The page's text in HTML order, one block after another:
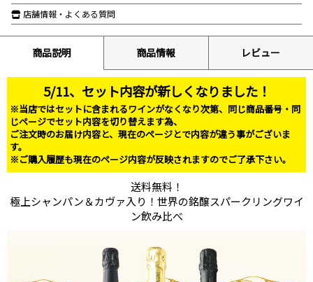
店舗情報・よくある質問
商品説明 商品情報 レビュー
5/11、セット内容が新しくなりました！
※当店ではセットに含まれるワインがなくなり次第、同じ商品番号・同
じページでセット内容を切り替えます為、
ご注文時のお届け内容と、現在のページとで内容が違う事がございま
す。
※ご購入履歴も現在のページ内容が反映されますのでご了承下さい。
送料無料！
極上シャンパン＆カヴァ入り！世界の銘醸スパークリングワイ
ン飲み比べ